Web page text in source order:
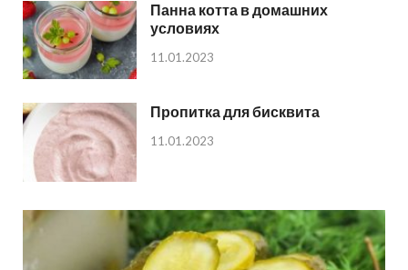
Панна котта в домашних
условиях
11.01.2023
Пропитка для бисквита
11.01.2023